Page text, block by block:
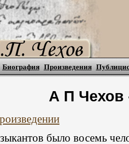
Биография Произведения
А П Чехов
было восемь